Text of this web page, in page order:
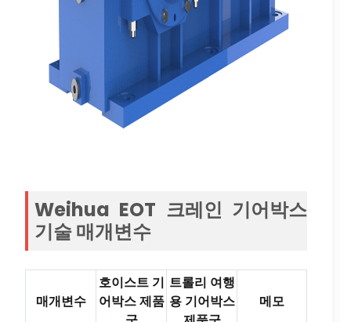
Weihua EOT 크레인 기어박스
기술 매개변수
매개변수
호이스트 기
어박스 제품
트롤리 여행
용 기어박스
메모